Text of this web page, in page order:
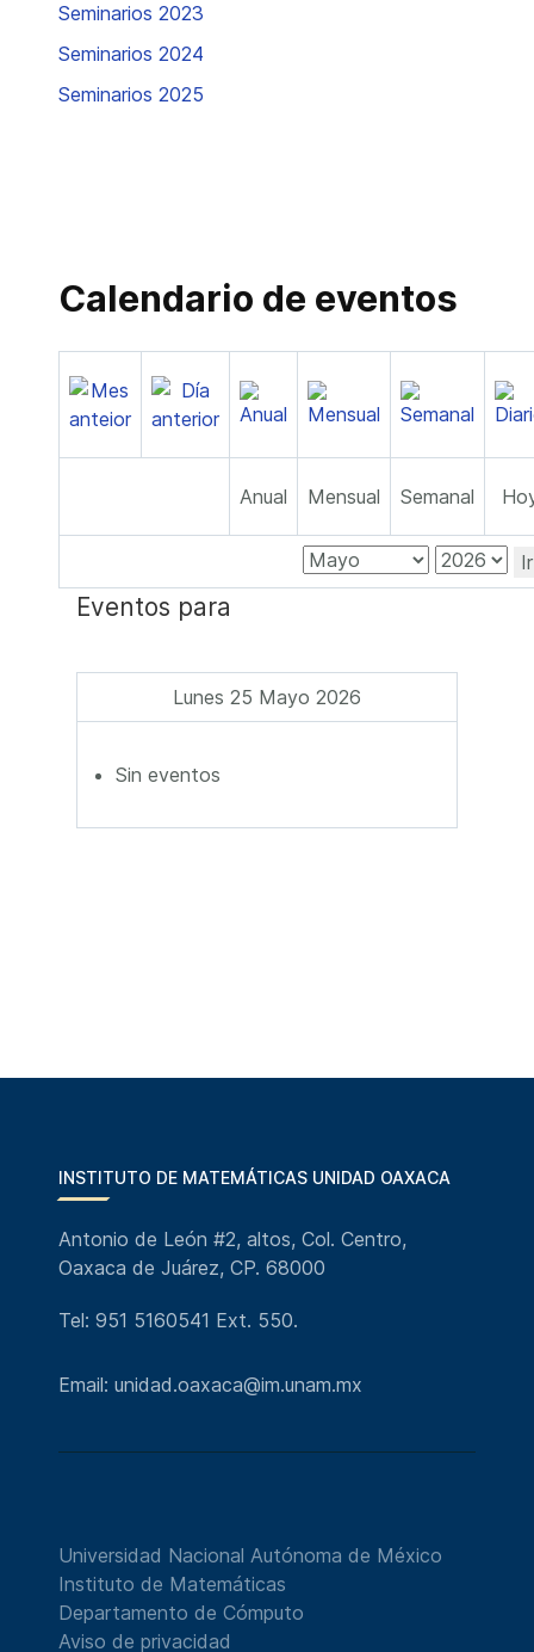
Seminarios 2023
Seminarios 2024
Seminarios 2025
Calendario de eventos
Anual Mensual Semanal
Eventos para
Lunes 25 Mayo 2026
Sin eventos
INSTITUTO DE MATEMÁTICAS UNIDAD OAXACA
Antonio de León #2, altos, Col. Centro,
Oaxaca de Juárez, CP. 68000
Tel: 951 5160541 Ext. 550.
Email: unidad.oaxaca@im.unam.mx
Universidad Nacional Autónoma de México
Instituto de Matemáticas
Departamento de Cómputo
Aviso de privacidad